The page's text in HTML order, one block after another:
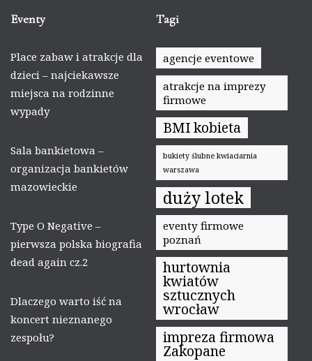
Eventy
Place zabaw i atrakcje dla
dzieci – najciekawsze
miejsca na rodzinne
wypady
Sala bankietowa –
organizacja bankietów
mazowieckie
Type O Negative –
pierwsza polska biografia
dead again cz.2
Dlaczego warto iść na
koncert nieznanego
zespołu?
Tagi
agencje eventowe
atrakcje na imprezy
firmowe
BMI kobieta
bukiety ślubne kwiaciarnia
warszawa
duży lotek
eventy firmowe
poznań
hurtownia
kwiatów
sztucznych
wrocław
impreza firmowa
Zakopane